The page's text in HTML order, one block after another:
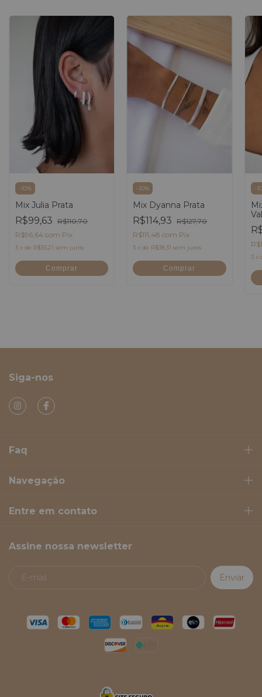
-10%
Mix Julia Prata
R$99,63 R$110,70
R$96,64 com Pix
3 x de R$33,21 sem juros
Comprar
-10%
Mix Dyanna Prata
R$114,93
R$127,70
R$111,48com Pix
3 xde R$38,31 sem juros
Comprar
-10
3 x
Siga-nos
Faq
Navegação
Entre em contato
Assine nossa newsletter